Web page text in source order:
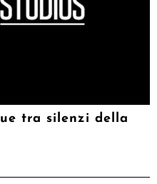
tra silenzi della